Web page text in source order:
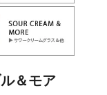
＆モア